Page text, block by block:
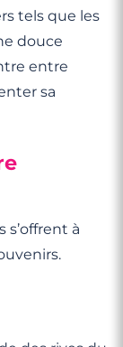
tels que les
douce
entre
sa
à